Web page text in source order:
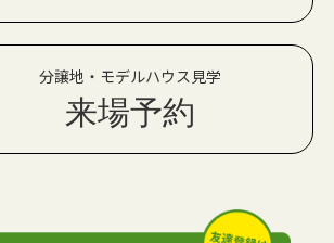
分譲地・モデルハウス見学
来場予約